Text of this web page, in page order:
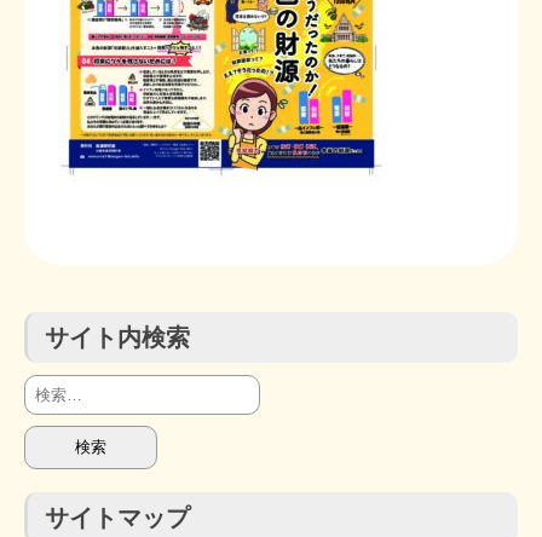
【国の、本当の】財源チラシ／旧・財源研究室
シン財源はあなたです／合同誌／旧・サブカル分室
日本経済を解説するヤンキー／MIHANAマンガ／旧・財研出版
マネクリ戦士 RED & BLACK
MMTの学習資料
用語集
チラシ発行部数
会計報告
旧・財研出版について
会計報告
サイト内検索
検
索:
サイトマップ